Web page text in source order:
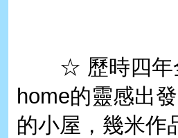
☆ 歷時四年全
home的靈感出
的小屋，幾米作